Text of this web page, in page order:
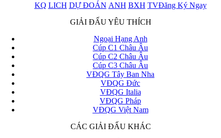
KQ LICH DỰ ĐOÁN ANH BXH TVĐăng Ký Ngay
x
GIẢI ĐẤU YÊU THÍCH
Ngoại Hạng Anh
Cúp C1 Châu Âu
Cúp C2 Châu Âu
Cúp C3 Châu Âu
VĐQG Tây Ban Nha
VĐQG Đức
VĐQG Italia
VĐQG Pháp
VĐQG Việt Nam
CÁC GIẢI ĐẤU KHÁC